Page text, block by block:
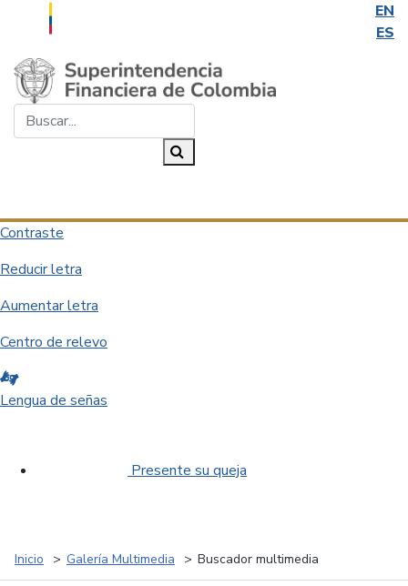
EN
ES
Saltar al contenido principal
Contraste
Reducir letra
Aumentar letra
Centro de relevo
Lengua de señas
Presente su queja
Inicio Galería Multimedia Buscador multimedia